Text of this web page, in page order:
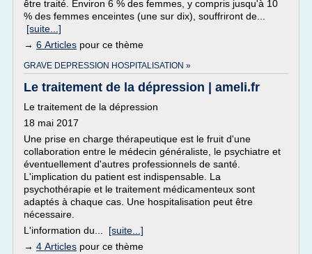
être traité. Environ 6 % des femmes, y compris jusqu'à 10
% des femmes enceintes (une sur dix), souffriront de...
[suite...]
→ 6 Articles pour ce thème
GRAVE DEPRESSION HOSPITALISATION »
Le traitement de la dépression | ameli.fr
Le traitement de la dépression
18 mai 2017
Une prise en charge thérapeutique est le fruit d'une
collaboration entre le médecin généraliste, le psychiatre et
éventuellement d'autres professionnels de santé.
L'implication du patient est indispensable. La
psychothérapie et le traitement médicamenteux sont
adaptés à chaque cas. Une hospitalisation peut être
nécessaire.
L'information du... [suite...]
→ 4 Articles pour ce thème